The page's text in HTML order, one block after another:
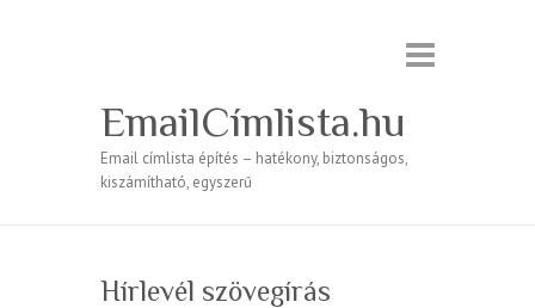
EmailCímlista.hu
Email címlista építés – hatékony, biztonságos,
kiszámítható, egyszerű
Hírlevél szövegírás